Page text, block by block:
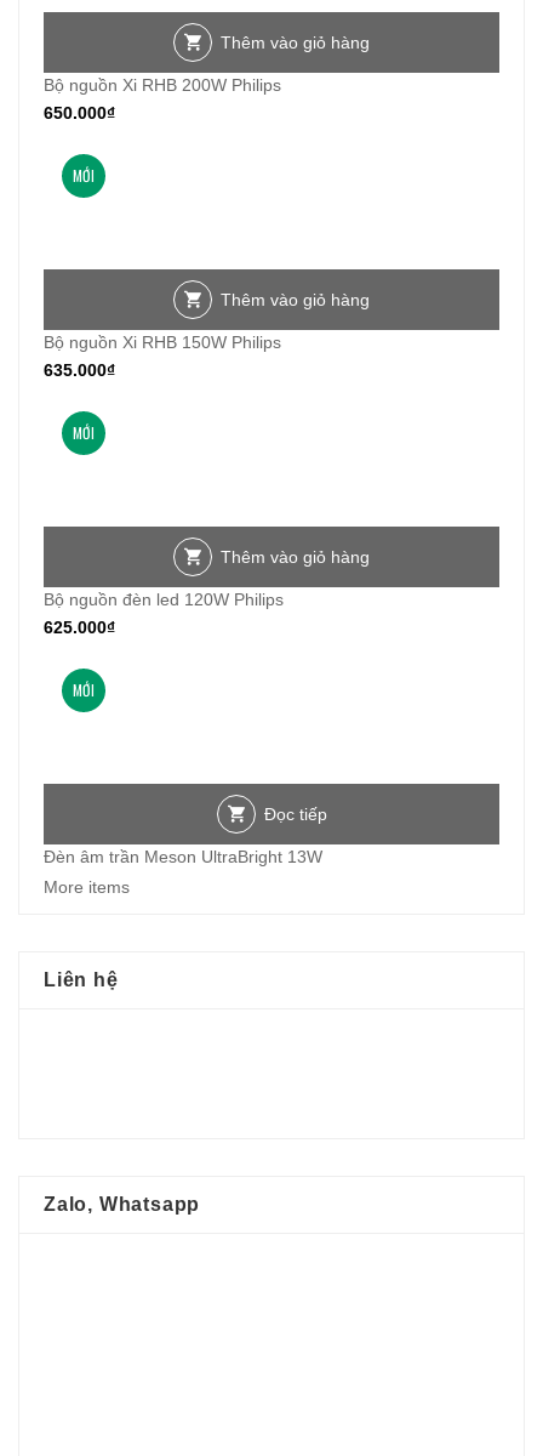
Thêm vào giỏ hàng
Bộ nguồn Xi RHB 200W Philips
650.000₫
MỚI
Thêm vào giỏ hàng
Bộ nguồn Xi RHB 150W Philips
635.000₫
MỚI
Thêm vào giỏ hàng
Bộ nguồn đèn led 120W Philips
625.000₫
MỚI
Đọc tiếp
Đèn âm trần Meson UltraBright 13W
More items
Liên hệ
Zalo, Whatsapp